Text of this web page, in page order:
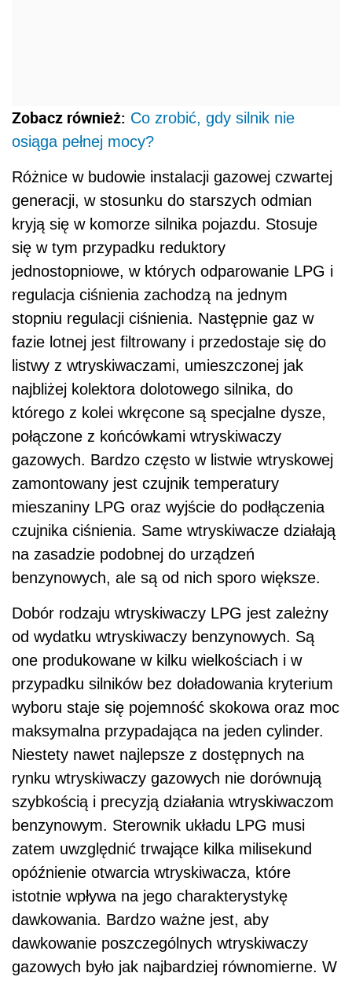
Zobacz również: Co zrobić, gdy silnik nie
osiąga pełnej mocy?
Różnice w budowie instalacji gazowej czwartej
generacji, w stosunku do starszych odmian
kryją się w komorze silnika pojazdu. Stosuje
się w tym przypadku reduktory
jednostopniowe, w których odparowanie LPG i
regulacja ciśnienia zachodzą na jednym
stopniu regulacji ciśnienia. Następnie gaz w
fazie lotnej jest filtrowany i przedostaje się do
listwy z wtryskiwaczami, umieszczonej jak
najbliżej kolektora dolotowego silnika, do
którego z kolei wkręcone są specjalne dysze,
połączone z końcówkami wtryskiwaczy
gazowych. Bardzo często w listwie wtryskowej
zamontowany jest czujnik temperatury
mieszaniny LPG oraz wyjście do podłączenia
czujnika ciśnienia. Same wtryskiwacze działają
na zasadzie podobnej do urządzeń
benzynowych, ale są od nich sporo większe.
Dobór rodzaju wtryskiwaczy LPG jest zależny
od wydatku wtryskiwaczy benzynowych. Są
one produkowane w kilku wielkościach i w
przypadku silników bez doładowania kryterium
wyboru staje się pojemność skokowa oraz moc
maksymalna przypadająca na jeden cylinder.
Niestety nawet najlepsze z dostępnych na
rynku wtryskiwaczy gazowych nie dorównują
szybkością i precyzją działania wtryskiwaczom
benzynowym. Sterownik układu LPG musi
zatem uwzględnić trwające kilka milisekund
opóźnienie otwarcia wtryskiwacza, które
istotnie wpływa na jego charakterystykę
dawkowania. Bardzo ważne jest, aby
dawkowanie poszczególnych wtryskiwaczy
gazowych było jak najbardziej równomierne. W